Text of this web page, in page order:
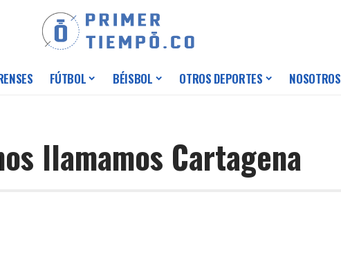
FÚTBOL BÉISBOL OTROS DEPORTES NOSOTROS
llamamos Cartagena